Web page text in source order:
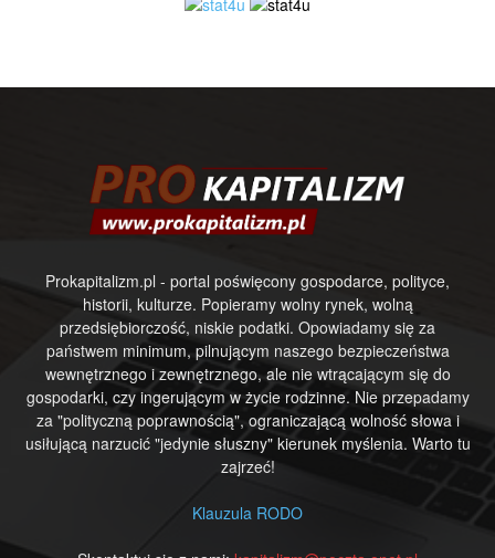
Prokapitalizm.pl - portal poświęcony gospodarce, polityce,
historii, kulturze. Popieramy wolny rynek, wolną
przedsiębiorczość, niskie podatki. Opowiadamy się za
państwem minimum, pilnującym naszego bezpieczeństwa
wewnętrznego i zewnętrznego, ale nie wtrącającym się do
gospodarki, czy ingerującym w życie rodzinne. Nie przepadamy
za "polityczną poprawnością", ograniczającą wolność słowa i
usiłującą narzucić "jedynie słuszny" kierunek myślenia. Warto tu
zajrzeć!
Klauzula RODO